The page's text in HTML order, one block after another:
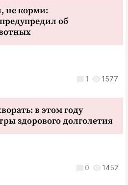
не корми:
об
1 1577
в этом году
здорового долголетия
0 1452